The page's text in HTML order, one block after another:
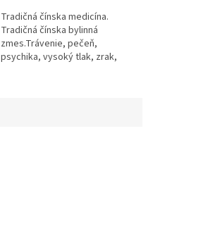
Tradičná čínska medicína.
Tradičná čínska bylinná
zmes.Trávenie, pečeň,
psychika, vysoký tlak, zrak,